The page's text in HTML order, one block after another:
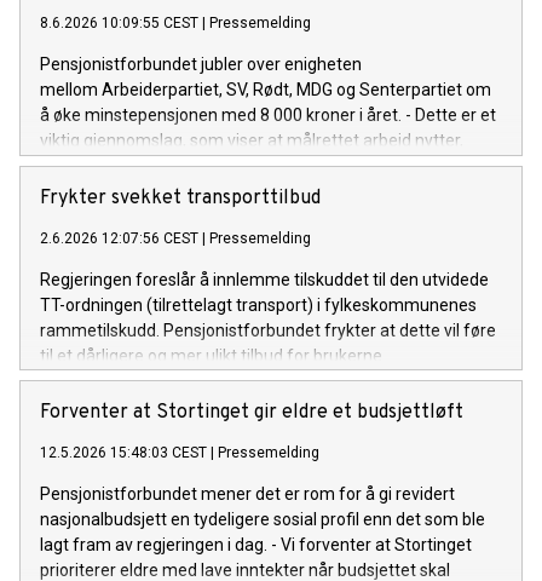
8.6.2026 10:09:55 CEST | Pressemelding
Pensjonistforbundet jubler over enigheten
mellom Arbeiderpartiet, SV, Rødt, MDG og Senterpartiet om
å øke minstepensjonen med 8 000 kroner i året. - Dette er et
viktig gjennomslag, som viser at målrettet arbeid nytter,
sier forbundsleder Jan Davidsen.
Frykter svekket transporttilbud
2.6.2026 12:07:56 CEST | Pressemelding
Regjeringen foreslår å innlemme tilskuddet til den utvidede
TT-ordningen (tilrettelagt transport) i fylkeskommunenes
rammetilskudd. Pensjonistforbundet frykter at dette vil føre
til et dårligere og mer ulikt tilbud for brukerne.
Forventer at Stortinget gir eldre et budsjettløft
12.5.2026 15:48:03 CEST | Pressemelding
Pensjonistforbundet mener det er rom for å gi revidert
nasjonalbudsjett en tydeligere sosial profil enn det som ble
lagt fram av regjeringen i dag. - Vi forventer at Stortinget
prioriterer eldre med lave inntekter når budsjettet skal